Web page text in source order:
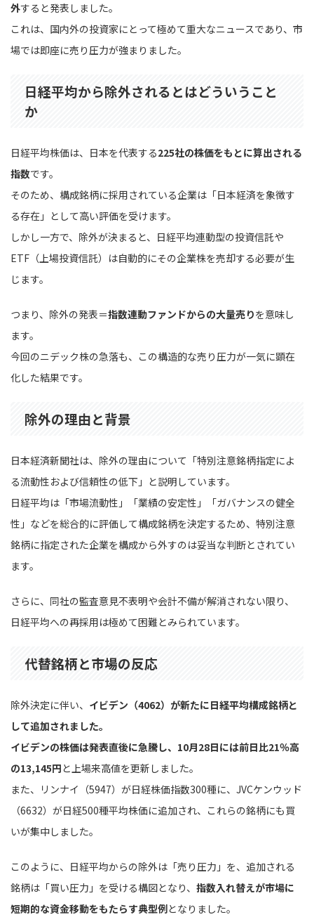
外すると発表しました。
これは、国内外の投資家にとって極めて重大なニュースであり、市
場では即座に売り圧力が強まりました。
日経平均から除外されるとはどういうこと
か
日経平均株価は、日本を代表する225社の株価をもとに算出される
指数です。
そのため、構成銘柄に採用されている企業は「日本経済を象徴す
る存在」として高い評価を受けます。
しかし一方で、除外が決まると、日経平均連動型の投資信託や
ETF（上場投資信託）は自動的にその企業株を売却する必要が生
じます。
つまり、除外の発表＝指数連動ファンドからの大量売りを意味し
ます。
今回のニデック株の急落も、この構造的な売り圧力が一気に顕在
化した結果です。
除外の理由と背景
日本経済新聞社は、除外の理由について「特別注意銘柄指定によ
る流動性および信頼性の低下」と説明しています。
日経平均は「市場流動性」「業績の安定性」「ガバナンスの健全
性」などを総合的に評価して構成銘柄を決定するため、特別注意
銘柄に指定された企業を構成から外すのは妥当な判断とされてい
ます。
さらに、同社の監査意見不表明や会計不備が解消されない限り、
日経平均への再採用は極めて困難とみられています。
代替銘柄と市場の反応
除外決定に伴い、 イビデン（4062）が新たに日経平均構成銘柄と
して追加されました。
イビデンの株価は発表直後に急騰し、10月28日には前日比21％高
の13,145円と上場来高値を更新しました。
また、リンナイ（5947）が日経株価指数300種に、JVCケンウッド
（6632）が日経500種平均株価に追加され、これらの銘柄にも買
いが集中しました。
このように、日経平均からの除外は「売り圧力」を、追加される
銘柄は「買い圧力」を受ける構図となり、 指数入れ替えが市場に
短期的な資金移動をもたらす典型例となりました。